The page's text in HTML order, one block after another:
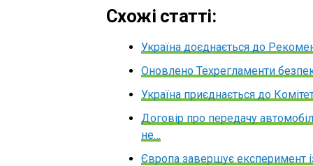
Схожі статті:
Україна доєднається до
Оновлено Техрегламенти
Україна приєднається до
Договір про передачу
не…
Європа завершує експеримент